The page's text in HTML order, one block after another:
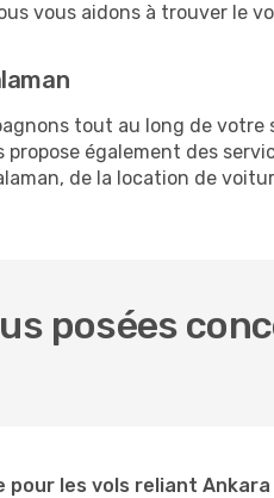
vous aidons à trouver le
tout au long de
propose également des
de la location de
posées
les vols reliant Ankara